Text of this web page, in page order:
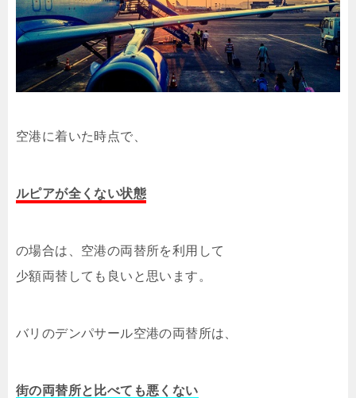
空港に着いた時点で、
ルピアが全くない状態
の場合は、空港の両替所を利用して
少額両替しても良いと思います。
バリのデンパサール空港の両替所は、
街の両替所と比べても悪くない